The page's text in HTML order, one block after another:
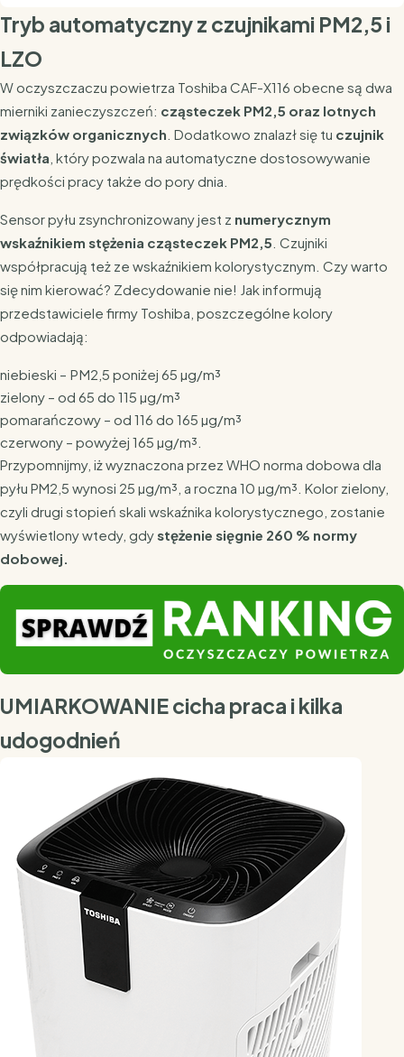
Tryb automatyczny z czujnikami PM2,5 i
LZO
W oczyszczaczu powietrza Toshiba CAF-X116 obecne są dwa
mierniki zanieczyszczeń: cząsteczek PM2,5 oraz lotnych
związków organicznych . Dodatkowo znalazł się tu czujnik
światła , który pozwala na automatyczne dostosowywanie
prędkości pracy także do pory dnia.
Sensor pyłu zsynchronizowany jest z numerycznym
wskaźnikiem stężenia cząsteczek PM2,5 . Czujniki
współpracują też ze wskaźnikiem kolorystycznym. Czy warto
się nim kierować? Zdecydowanie nie! Jak informują
przedstawiciele firmy Toshiba, poszczególne kolory
odpowiadają:
niebieski – PM2,5 poniżej 65 µg/m³
zielony – od 65 do 115 µg/m³
pomarańczowy – od 116 do 165 µg/m³
czerwony – powyżej 165 µg/m³.
Przypomnijmy, iż wyznaczona przez WHO norma dobowa dla
pyłu PM2,5 wynosi 25 µg/m³, a roczna 10 µg/m³. Kolor zielony,
czyli drugi stopień skali wskaźnika kolorystycznego, zostanie
wyświetlony wtedy, gdystężenie sięgnie 260 % normy
dobowej.
UMIARKOWANIE cicha praca i kilka
udogodnień